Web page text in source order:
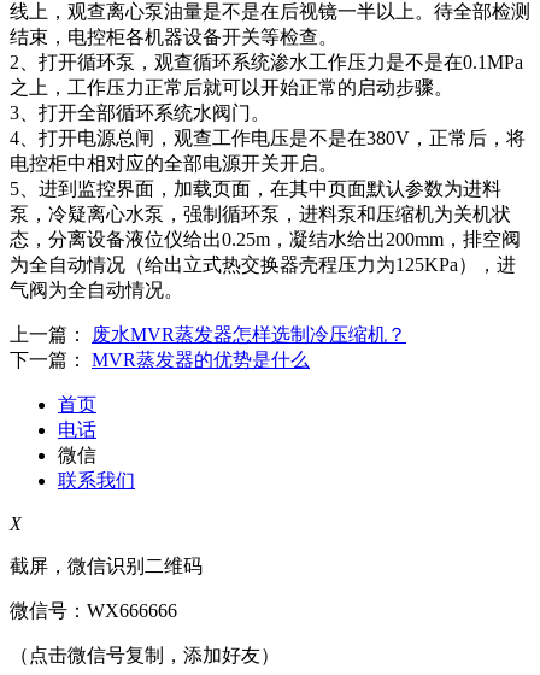
线上，观查离心泵油量是不是在后视镜一半以上。待全部检测
结束，电控柜各机器设备开关等检查。
2、打开循环泵，观查循环系统渗水工作压力是不是在0.1MPa
之上，工作压力正常后就可以开始正常的启动步骤。
3、打开全部循环系统水阀门。
4、打开电源总闸，观查工作电压是不是在380V，正常后，将
电控柜中相对应的全部电源开关开启。
5、进到监控界面，加载页面，在其中页面默认参数为进料
泵，冷疑离心水泵，强制循环泵，进料泵和压缩机为关机状
态，分离设备液位仪给出0.25m，凝结水给出200mm，排空阀
为全自动情况（给出立式热交换器壳程压力为125KPa），进
气阀为全自动情况。
上一篇：
废水MVR蒸发器怎样选制冷压缩机？
下一篇： MVR蒸发器的优势是什么
首页
电话
微信
联系我们
X
截屏，微信识别二维码
微信号： WX666666
（点击微信号复制，添加好友）